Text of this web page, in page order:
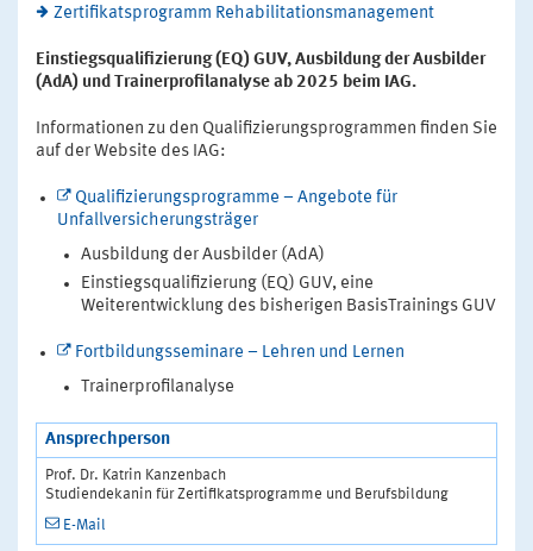
Zertifikatsprogramm Rehabilitationsmanagement
Einstiegsqualifizierung (EQ) GUV, Ausbildung der Ausbilder
(AdA) und Trainerprofilanalyse ab 2025 beim IAG.
Informationen zu den Qualifizierungsprogrammen finden Sie
auf der Website des IAG:
Qualifizierungsprogramme – Angebote für
Unfallversicherungsträger
Ausbildung der Ausbilder (AdA)
Einstiegsqualifizierung (EQ) GUV, eine
Weiterentwicklung des bisherigen BasisTrainings GUV
Fortbildungsseminare – Lehren und Lernen
Trainerprofilanalyse
Ansprechperson
Prof. Dr. Katrin Kanzenbach
Studiendekanin für Zertifikatsprogramme und Berufsbildung
E-Mail